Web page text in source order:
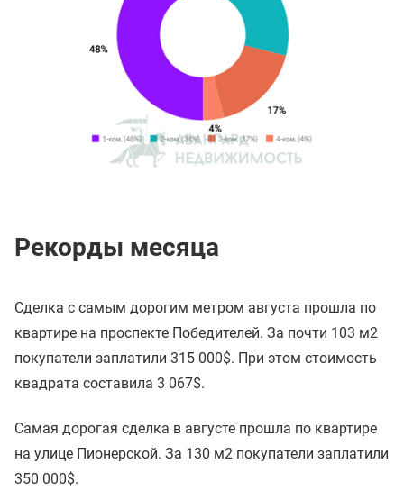
Рекорды месяца
Сделка с самым дорогим метром августа прошла по
квартире на проспекте Победителей. За почти 103 м2
покупатели заплатили 315 000$. При этом стоимость
квадрата составила 3 067$.
Самая дорогая сделка в августе прошла по квартире
на улице Пионерской. За 130 м2 покупатели заплатили
350 000$.